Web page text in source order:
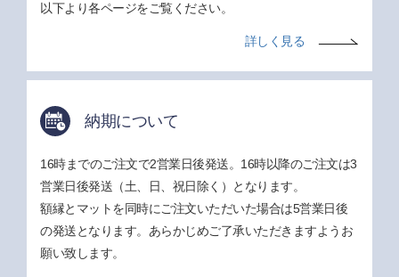
以下より各ページをご覧ください。
詳しく見る
納期について
16時までのご注文で2営業日後発送。16時以降のご注文は3
営業日後発送（土、日、祝日除く）となります。
額縁とマットを同時にご注文いただいた場合は5営業日後
の発送となります。あらかじめご了承いただきますようお
願い致します。